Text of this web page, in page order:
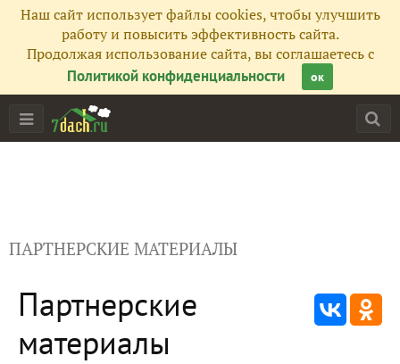
Наш сайт использует файлы cookies, чтобы улучшить
работу и повысить эффективность сайта.
Продолжая использование сайта, вы соглашаетесь с
Политикой конфиденциальности
ок
ПАРТНЕРСКИЕ МАТЕРИАЛЫ
Партнерские
материалы